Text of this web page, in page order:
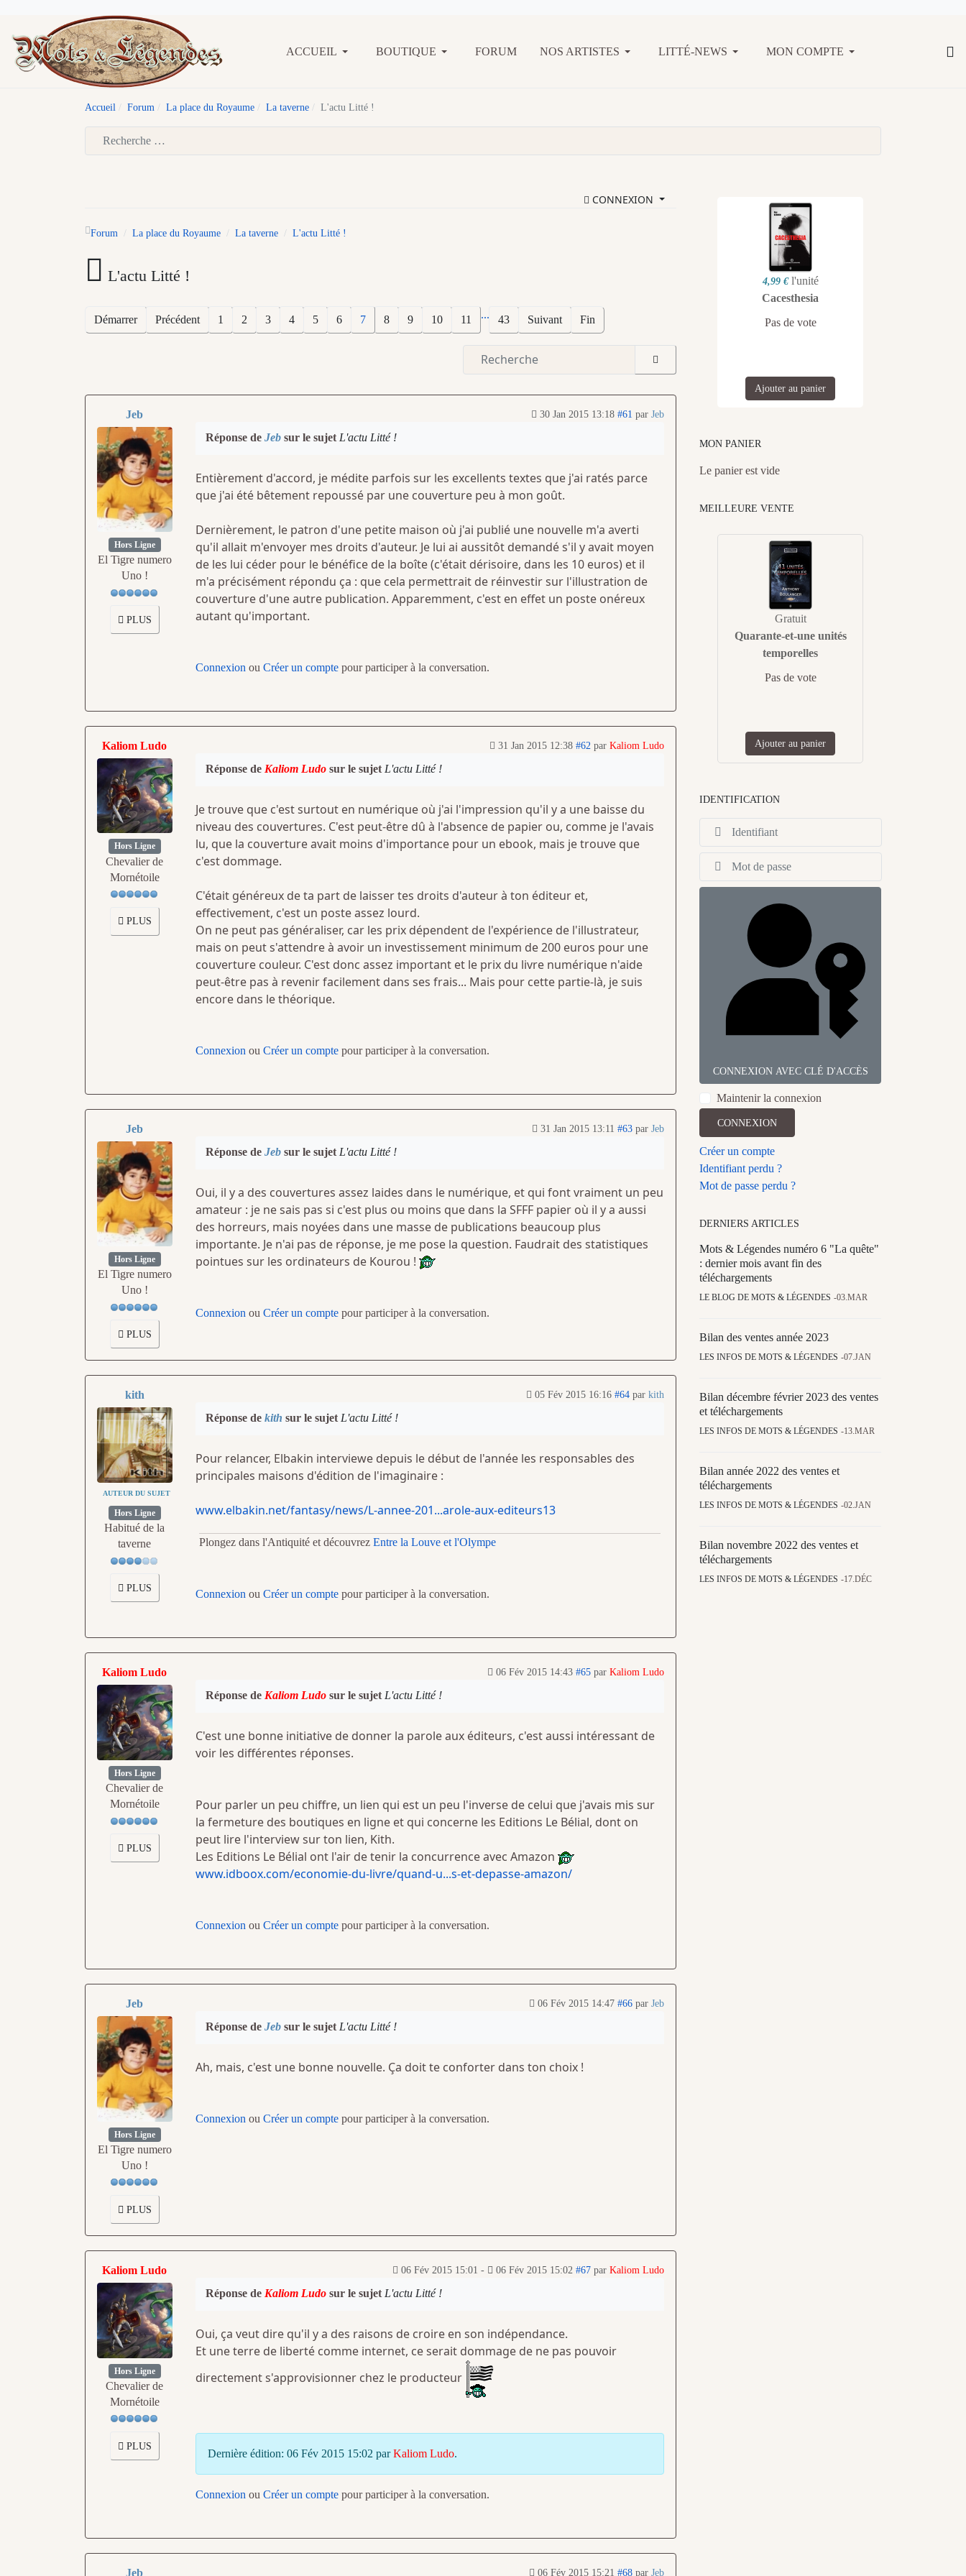
ACCUEIL BOUTIQUE FORUM NOS ARTISTES LITTÉ-NEWS MON COMPTE
Accueil Forum La place du Royaume La taverne L'actu Litté !
CONNEXION
Forum La place du Royaume La taverne L'actu Litté !
L'actu Litté !
Démarrer Précédent 1 2 3 4 5 6 7 8 9 10 11 ... 43 Suivant Fin
Jeb
Hors Ligne
El Tigre numero
Uno !
PLUS
30 Jan 2015 13:18 #61 par Jeb
Réponse de Jebsur le sujet L'actu Litté !
Entièrement d'accord, je médite parfois sur les excellents textes que j'ai ratés parce
que j'ai été bêtement repoussé par une couverture peu à mon goût.
Dernièrement, le patron d'une petite maison où j'ai publié une nouvelle m'a averti
qu'il allait m'envoyer mes droits d'auteur. Je lui ai aussitôt demandé s'il y avait moyen
de les lui céder pour le bénéfice de la boîte (c'était dérisoire, dans les 10 euros) et il
m'a précisément répondu ça : que cela permettrait de réinvestir sur l'illustration de
couverture d'une autre publication. Apparemment, c'est en effet un poste onéreux
autant qu'important.
Connexion ou Créer un comptepour participer à la conversation.
Kaliom Ludo
Hors Ligne
Chevalier de
Mornétoile
PLUS
31 Jan 2015 12:38 #62 par Kaliom Ludo
Réponse de Kaliom Ludosur le sujet L'actu Litté !
Je trouve que c'est surtout en numérique où j'ai l'impression qu'il y a une baisse du
niveau des couvertures. C'est peut-être dû à l'absence de papier ou, comme je l'avais
lu, que la couverture avait moins d'importance pour un ebook, mais je trouve que
c'est dommage.
C'était généreux de ta part de laisser tes droits d'auteur à ton éditeur et,
effectivement, c'est un poste assez lourd.
On ne peut pas généraliser, car les prix dépendent de l'expérience de l'illustrateur,
mais on peut s'attendre à avoir un investissement minimum de 200 euros pour une
couverture couleur. C'est donc assez important et le prix du livre numérique n'aide
peut-être pas à revenir facilement dans ses frais... Mais pour cette partie-là, je suis
encore dans le théorique.
Connexion ou Créer un comptepour participer à la conversation.
Jeb
Hors Ligne
El Tigre numero
Uno !
PLUS
31 Jan 2015 13:11 #63 par Jeb
Réponse de Jebsur le sujet L'actu Litté !
Oui, il y a des couvertures assez laides dans le numérique, et qui font vraiment un peu
amateur : je ne sais pas si c'est plus ou moins que dans la SFFF papier où il y a aussi
des horreurs, mais noyées dans une masse de publications beaucoup plus
importante. Je n'ai pas de réponse, je me pose la question. Faudrait des statistiques
pointues sur les ordinateurs de Kourou !
Connexion ou Créer un comptepour participer à la conversation.
kith
AUTEUR DU SUJET
Hors Ligne
Habitué de la
taverne
PLUS
05 Fév 2015 16:16 #64 par kith
Réponse de kith sur le sujet L'actu Litté !
Pour relancer, Elbakin interviewe depuis le début de l'année les responsables des
principales maisons d'édition de l'imaginaire :
www.elbakin.net/fantasy/news/L-annee-201...arole-aux-editeurs13
Plongez dans l'Antiquité et découvrez Entre la Louve et l'Olympe
Connexion ou Créer un comptepour participer à la conversation.
Kaliom Ludo
Hors Ligne
Chevalier de
Mornétoile
PLUS
06 Fév 2015 14:43 #65 par Kaliom Ludo
Réponse de Kaliom Ludosur le sujet L'actu Litté !
C'est une bonne initiative de donner la parole aux éditeurs, c'est aussi intéressant de
voir les différentes réponses.
Pour parler un peu chiffre, un lien qui est un peu l'inverse de celui que j'avais mis sur
la fermeture des boutiques en ligne et qui concerne les Editions Le Bélial, dont on
peut lire l'interview sur ton lien, Kith.
Les Editions Le Bélial ont l'air de tenir la concurrence avec Amazon
www.idboox.com/economie-du-livre/quand-u...s-et-depasse-amazon/
Connexion ou Créer un comptepour participer à la conversation.
Jeb
Hors Ligne
El Tigre numero
Uno !
PLUS
06 Fév 2015 14:47 #66 par Jeb
Réponse de Jebsur le sujet L'actu Litté !
Ah, mais, c'est une bonne nouvelle. Ça doit te conforter dans ton choix !
Connexion ou Créer un comptepour participer à la conversation.
Kaliom Ludo
Hors Ligne
Chevalier de
Mornétoile
PLUS
06 Fév 2015 15:01 - 06 Fév 2015 15:02 #67 par Kaliom Ludo
Réponse de Kaliom Ludosur le sujet L'actu Litté !
Oui, ça veut dire qu'il y a des raisons de croire en son indépendance.
Et une terre de liberté comme internet, ce serait dommage de ne pas pouvoir
directement s'approvisionner chez le producteur
Dernière édition: 06 Fév 2015 15:02 parKaliom Ludo.
Connexion ou Créer un comptepour participer à la conversation.
Jeb 06 Fév 2015 15:21 #68 par Jeb
4,99 € l'unité
Cacesthesia
Pas de vote
Ajouter au panier
MON PANIER
Le panier est vide
MEILLEURE VENTE
Gratuit
Quarante-et-une unités
temporelles
Pas de vote
Ajouter au panier
IDENTIFICATION
CONNEXION AVEC CLÉ D'ACCÈS
Maintenir la connexion
CONNEXION
Créer un compte
Identifiant perdu ?
Mot de passe perdu ?
DERNIERS ARTICLES
Mots & Légendes numéro 6 "La quête"
: dernier mois avant fin des
téléchargements
LE BLOG DE MOTS & LÉGENDES 03.MAR
Bilan des ventes année 2023
LES INFOS DE MOTS & LÉGENDES 07.JAN
Bilan décembre février 2023 des ventes
et téléchargements
LES INFOS DE MOTS & LÉGENDES 13.MAR
Bilan année 2022 des ventes et
téléchargements
LES INFOS DE MOTS & LÉGENDES 02.JAN
Bilan novembre 2022 des ventes et
téléchargements
LES INFOS DE MOTS & LÉGENDES 17.DÉC